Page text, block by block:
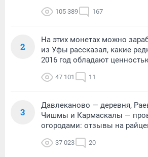
105 389 167
2
На этих монетах можно
из Уфы рассказал, какие
2016 год обладают
47 101 11
3
Давлеканово — деревня,
Чишмы и Кармаскалы —
огородами: отзывы на
37 023 20